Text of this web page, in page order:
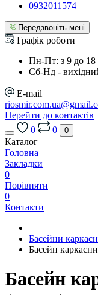
0932011574
Передзвоніть мені
Графік роботи
Пн-Пт: з 9 до 18
Сб-Нд -
E-mail
Перейти до контактів
0
0 0
Каталог
Головна
Закладки
0
Порівняти
0
Контакти
Басейни
Басейн
Басейн